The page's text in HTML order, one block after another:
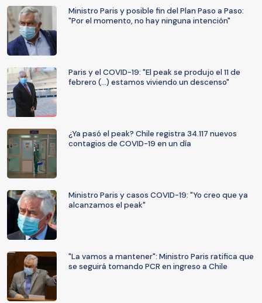
Ministro Paris y posible fin del Plan Paso a Paso:
"Por el momento, no hay ninguna intención"
Paris y el COVID-19: "El peak se produjo el 11 de
febrero (...) estamos viviendo un descenso"
¿Ya pasó el peak? Chile registra 34.117 nuevos
contagios de COVID-19 en un día
Ministro Paris y casos COVID-19: "Yo creo que ya
alcanzamos el peak"
"La vamos a mantener": Ministro Paris ratifica que
se seguirá tomando PCR en ingreso a Chile